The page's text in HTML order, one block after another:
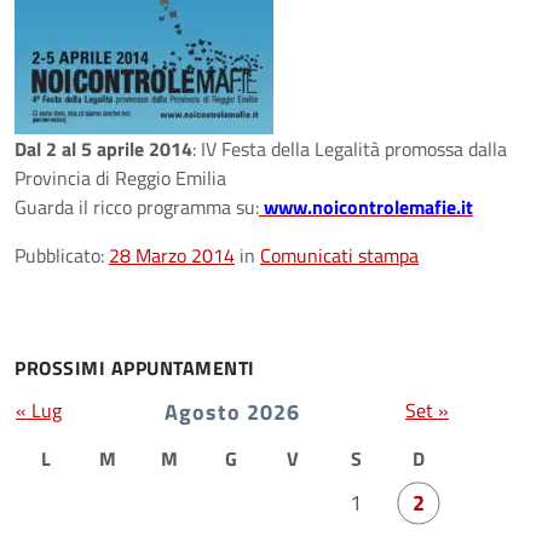
Dal 2 al 5 aprile 2014: IV Festa della Legalità promossa dalla
Provincia di Reggio Emilia
Guarda il ricco programma su:www.noicontrolemafie.it
Pubblicato: 28 Marzo 2014 in Comunicati stampa
PROSSIMI APPUNTAMENTI
Agosto 2026
L M M G V S D
1
2
« Lug Set »